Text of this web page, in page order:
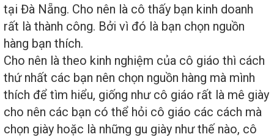
tại Đà Nẵng. Cho nên là cô thấy bạn kinh doanh
rất là thành công. Bởi vì đó là bạn chọn nguồn
hàng bạn thích.
Cho nên là theo kinh nghiệm của cô giáo thì cách
thứ nhất các bạn nên chọn nguồn hàng mà mình
thích để tìm hiểu, giống như cô giáo rất là mê giày
cho nên các bạn có thể hỏi cô giáo các cách mà
chọn giày hoặc là những gu giày như thế nào, cô